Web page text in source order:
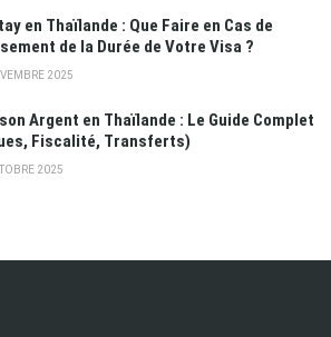
en Thaïlande : Que Faire en Cas de
de la Durée de Votre Visa ?
2025
Argent en Thaïlande : Le Guide Complet
Fiscalité, Transferts)
2025